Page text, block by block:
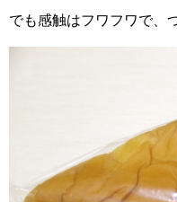
でも感触はフワフワで、